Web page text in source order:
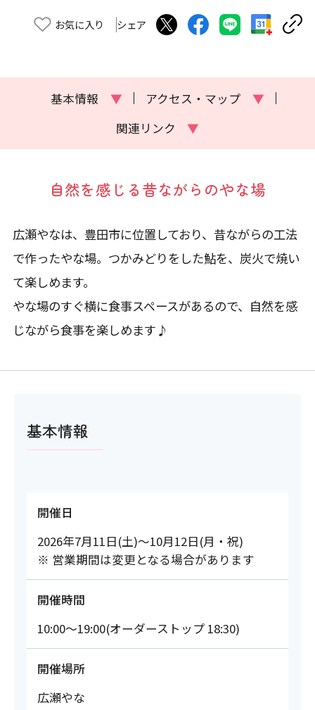
お気に入り シェア
基本情報 ▼ アクセス・マップ
▼
関連リンク
▼
自然を感じる昔ながらのやな場
広瀬やなは、豊田市に位置しており、昔ながらの工法
で作ったやな場。つかみどりをした鮎を、炭火で焼い
て楽しめます。
やな場のすぐ横に食事スペースがあるので、自然を感
じながら食事を楽しめます♪
基本情報
開催日
2026年7月11日(土)～10月12日(月・祝)
※ 営業期間は変更となる場合があります
開催時間
10:00～19:00(オーダーストップ 18:30)
開催場所
広瀬やな